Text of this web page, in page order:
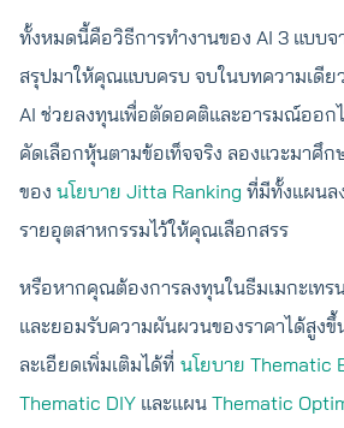
ทั้งหมดนี้คือวิธีการทำงานของ AI 3 แบบจ
สรุปมาให้คุณแบบครบ จบในบทความเดีย
AI ช่วยลงทุนเพื่อตัดอคติและอารมณ์ออก
คัดเลือกหุ้นตามข้อเท็จจริง ลองแวะมาศึก
ของ นโยบาย Jitta Ranking ที่มีทั้งแผนล
รายอุตสาหกรรมไว้ให้คุณเลือกสรร
หรือหากคุณต้องการลงทุนในธีมเมกะเทร
และยอมรับความผันผวนของราคาได้สูงขึ้
ละเอียดเพิ่มเติมได้ที่ นโยบาย Thematic
Thematic DIY และแผน Thematic